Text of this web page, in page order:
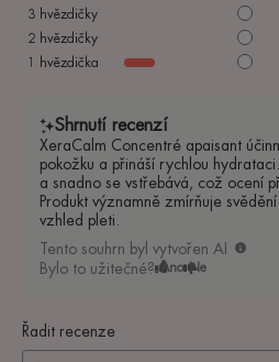
3 hvězdičky
2 hvězdičky
1
hvězdička
Shrnutí recenzí
XeraCalm Concentré apaisant
pokožku a přináší rychlou
a snadno se vstřebává, což ocení
Produkt významně zmírňuje
vzhled pleti.
Tento souhrn byl vytvořen AI
Bylo to užitečné? Ano Ne
Řadit recenze